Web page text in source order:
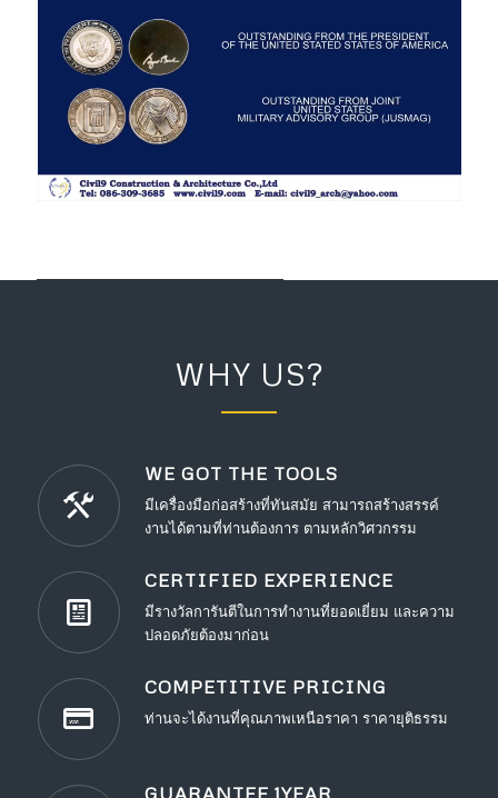
WHY US?
WE GOT THE TOOLS
มีเครื่องมือก่อสร้างที่ทันสมัย สามารถสร้างสรรค์
งานได้ตามที่ท่านต้องการ ตามหลักวิศวกรรม
CERTIFIED EXPERIENCE
มีรางวัลการันตีในการทำงานที่ยอดเยี่ยม และความ
ปลอดภัยต้องมาก่อน
COMPETITIVE PRICING
ท่านจะได้งานที่คุณภาพเหนือราคา ราคายุติธรรม